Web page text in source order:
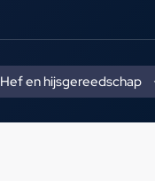
Hef en hijsgereedschap